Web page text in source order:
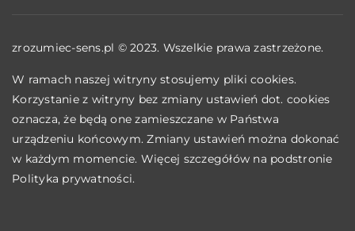
zrozumiec-sens.pl © 2023. Wszelkie prawa zastrzeżone.
W ramach naszej witryny stosujemy pliki cookies.
Korzystanie z witryny bez zmiany ustawień dot. cookies
oznacza, że będą one zamieszczane w Państwa
urządzeniu końcowym. Zmiany ustawień można dokonać
w każdym momencie. Więcej szczegółów na podstronie
Polityka prywatności.